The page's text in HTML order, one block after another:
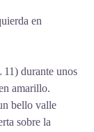
en
durante unos
amarillo.
bello valle
sobre la